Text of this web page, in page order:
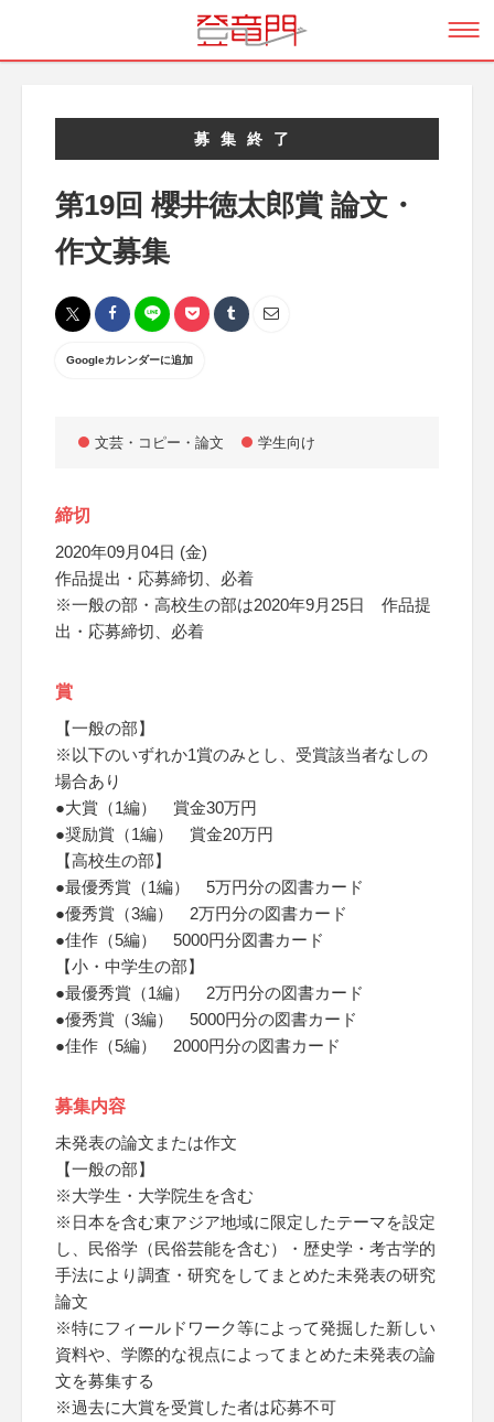
募集終了
第19回 櫻井徳太郎賞 論文・
作文募集
Googleカレンダーに追加
文芸・コピー・論文 学生向け
締切
2020年09月04日 (金)
作品提出・応募締切、必着
※一般の部・高校生の部は2020年9月25日 作品提
出・応募締切、必着
賞
【一般の部】
※以下のいずれか1賞のみとし、受賞該当者なしの
場合あり
●大賞（1編） 賞金30万円
●奨励賞（1編） 賞金20万円
【高校生の部】
●最優秀賞（1編） 5万円分の図書カード
●優秀賞（3編） 2万円分の図書カード
●佳作（5編） 5000円分図書カード
【小・中学生の部】
●最優秀賞（1編） 2万円分の図書カード
●優秀賞（3編） 5000円分の図書カード
●佳作（5編） 2000円分の図書カード
募集内容
未発表の論文または作文
【一般の部】
※大学生・大学院生を含む
※日本を含む東アジア地域に限定したテーマを設定
し、民俗学（民俗芸能を含む）・歴史学・考古学的
手法により調査・研究をしてまとめた未発表の研究
論文
※特にフィールドワーク等によって発掘した新しい
資料や、学際的な視点によってまとめた未発表の論
文を募集する
※過去に大賞を受賞した者は応募不可